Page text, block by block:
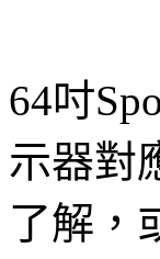
64吋
示器對
了解，